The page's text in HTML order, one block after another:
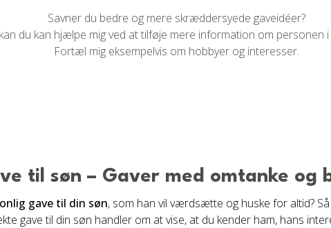
Savner du bedre og mere skræddersyede gaveidéer?
du kan hjælpe mig ved at tilføje mere information om personen
Fortæl mig eksempelvis om hobbyer og interesser.
til søn – Gaver med omtanke og
gave til din søn, som han vil værdsætte og huske for altid?
gave til din søn handler om at vise, at du kender ham, hans